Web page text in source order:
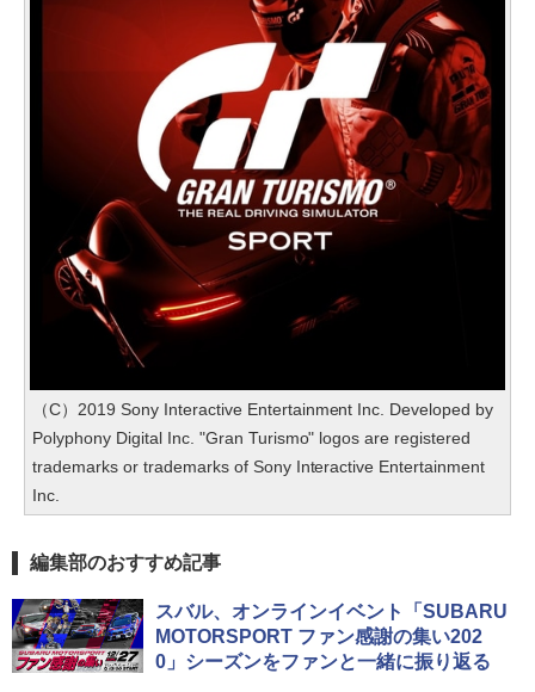
（C）2019 Sony Interactive Entertainment Inc. Developed by
Polyphony Digital Inc. "Gran Turismo" logos are registered
trademarks or trademarks of Sony Interactive Entertainment
Inc.
編集部のおすすめ記事
スバル、オンラインイベント「SUBARU
MOTORSPORT ファン感謝の集い202
0」シーズンをファンと一緒に振り返る